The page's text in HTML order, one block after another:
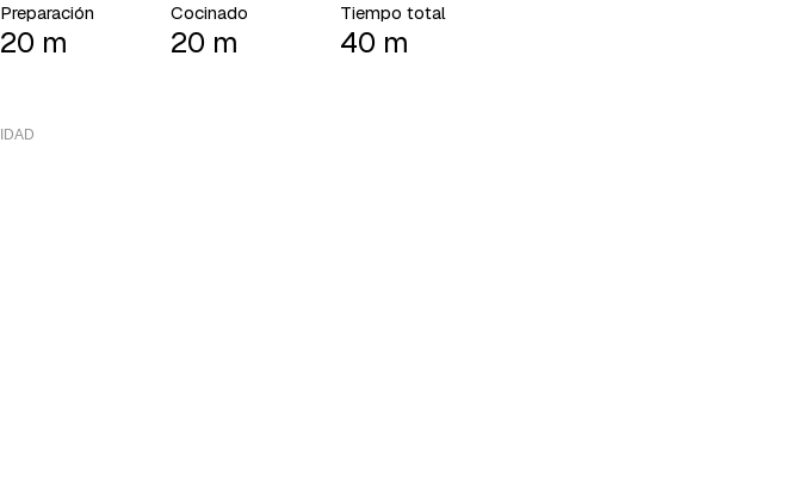
Preparación
20 m
Cocinado
20 m
Tiempo total
40 m